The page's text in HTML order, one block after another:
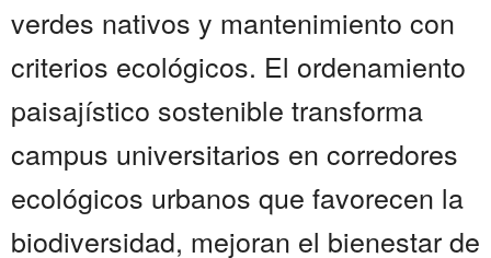
verdes nativos y mantenimiento con
criterios ecológicos. El ordenamiento
paisajístico sostenible transforma
campus universitarios en corredores
ecológicos urbanos que favorecen la
biodiversidad, mejoran el bienestar de